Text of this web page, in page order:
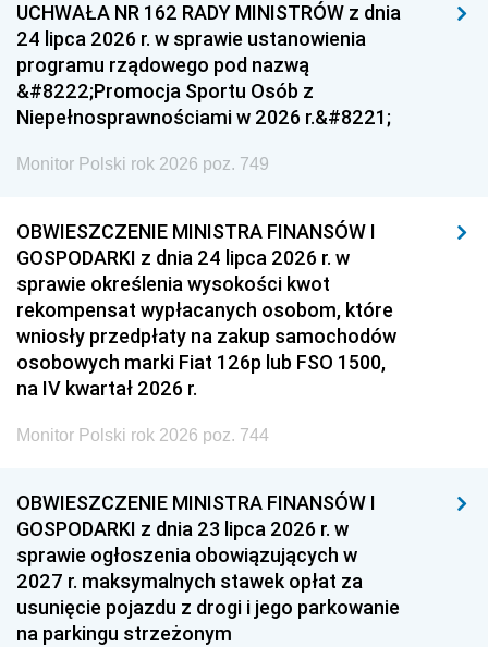
UCHWAŁA NR 162 RADY MINISTRÓW z dnia
24 lipca 2026 r. w sprawie ustanowienia
programu rządowego pod nazwą
&#8222;Promocja Sportu Osób z
Niepełnosprawnościami w 2026 r.&#8221;
Monitor Polski rok 2026 poz. 749
OBWIESZCZENIE MINISTRA FINANSÓW I
GOSPODARKI z dnia 24 lipca 2026 r. w
sprawie określenia wysokości kwot
rekompensat wypłacanych osobom, które
wniosły przedpłaty na zakup samochodów
osobowych marki Fiat 126p lub FSO 1500,
na IV kwartał 2026 r.
Monitor Polski rok 2026 poz. 744
OBWIESZCZENIE MINISTRA FINANSÓW I
GOSPODARKI z dnia 23 lipca 2026 r. w
sprawie ogłoszenia obowiązujących w
2027 r. maksymalnych stawek opłat za
usunięcie pojazdu z drogi i jego parkowanie
na parkingu strzeżonym